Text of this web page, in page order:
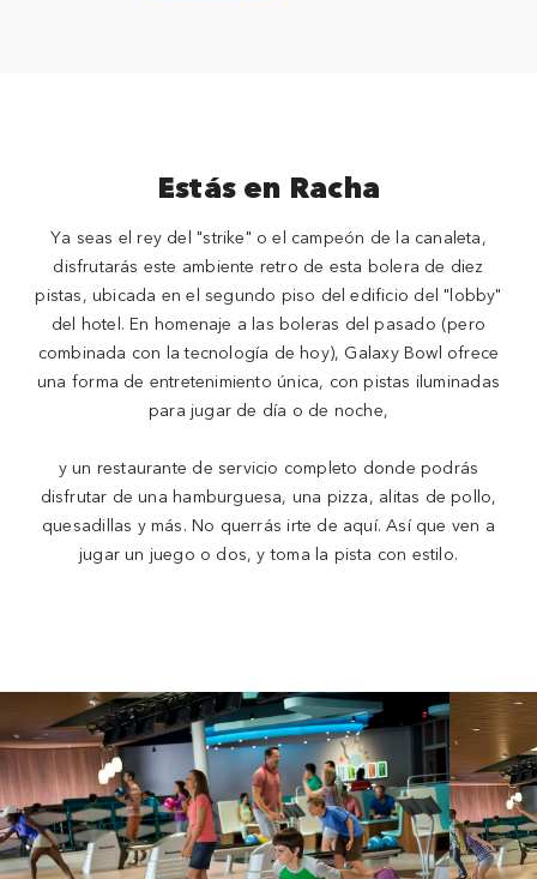
Estás en Racha
Ya seas el rey del "strike" o el campeón de la canaleta,
disfrutarás este ambiente retro de esta bolera de diez
pistas, ubicada en el segundo piso del edificio del "lobby"
del hotel. En homenaje a las boleras del pasado (pero
combinada con la tecnología de hoy), Galaxy Bowl ofrece
una forma de entretenimiento única, con pistas iluminadas
para jugar de día o de noche,
y un restaurante de servicio completo donde podrás
disfrutar de una hamburguesa, una pizza, alitas de pollo,
quesadillas y más. No querrás irte de aquí. Así que ven a
jugar un juego o dos, y toma la pista con estilo.